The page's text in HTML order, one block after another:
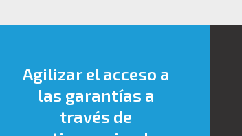
Agilizar el acceso a
las garantías a
través de